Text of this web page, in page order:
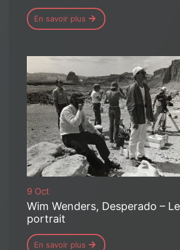
En savoir plus
9 Oct
Wim Wenders, Desperado –
portrait
En savoir plus